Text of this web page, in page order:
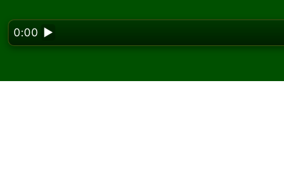
0:00 ▶